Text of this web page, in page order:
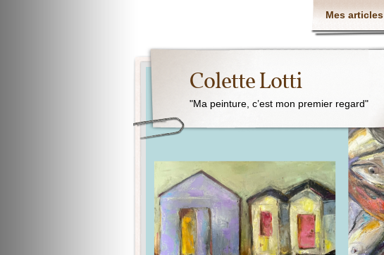
Mes articles
Colette Lotti
"Ma peinture, c’est mon premier regard"